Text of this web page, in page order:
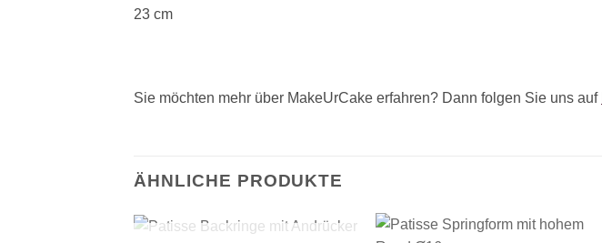
23 cm
Sie möchten mehr über MakeUrCake erfahren? Dann folgen Sie uns auf
ÄHNLICHE PRODUKTE
+